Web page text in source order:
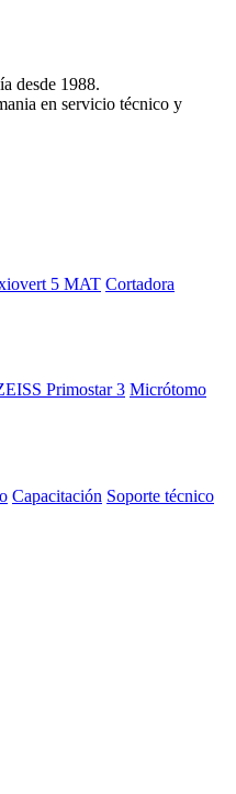
desde 1988.
en servicio técnico y
5 MAT Cortadora
Primostar 3 Micrótomo
Capacitación Soporte técnico